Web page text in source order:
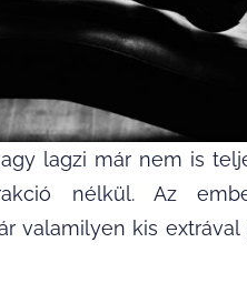
lagzi már nem is
nélkül. Az
valamilyen kis